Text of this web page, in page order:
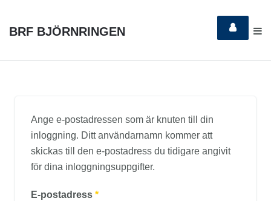
BRF BJÖRNRINGEN
Ange e-postadressen som är knuten till din
inloggning. Ditt användarnamn kommer att
skickas till den e-postadress du tidigare angivit
för dina inloggningsuppgifter.
E-postadress *